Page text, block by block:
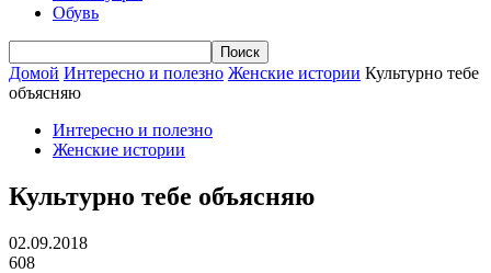
Обувь
Домой Интересно и полезно Женские истории Культурно тебе
объясняю
Интересно и полезно
Женские истории
Культурно тебе объясняю
02.09.2018
608